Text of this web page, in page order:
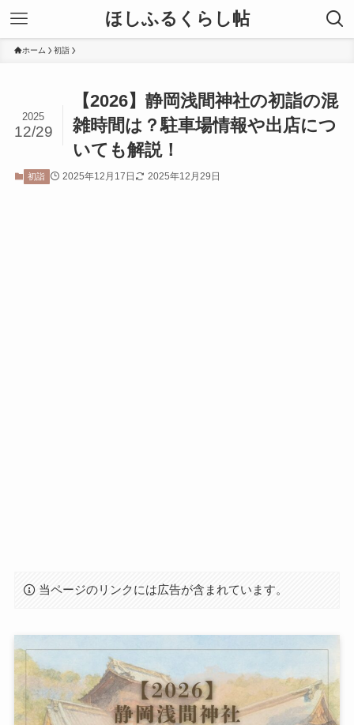
ほしふるくらし帖
ホーム 初詣
【2026】静岡浅間神社の初詣の混
雑時間は？駐車場情報や出店につ
いても解説！
2025
12/29
初詣 2025年12月17日 2025年12月29日
当ページのリンクには広告が含まれています。